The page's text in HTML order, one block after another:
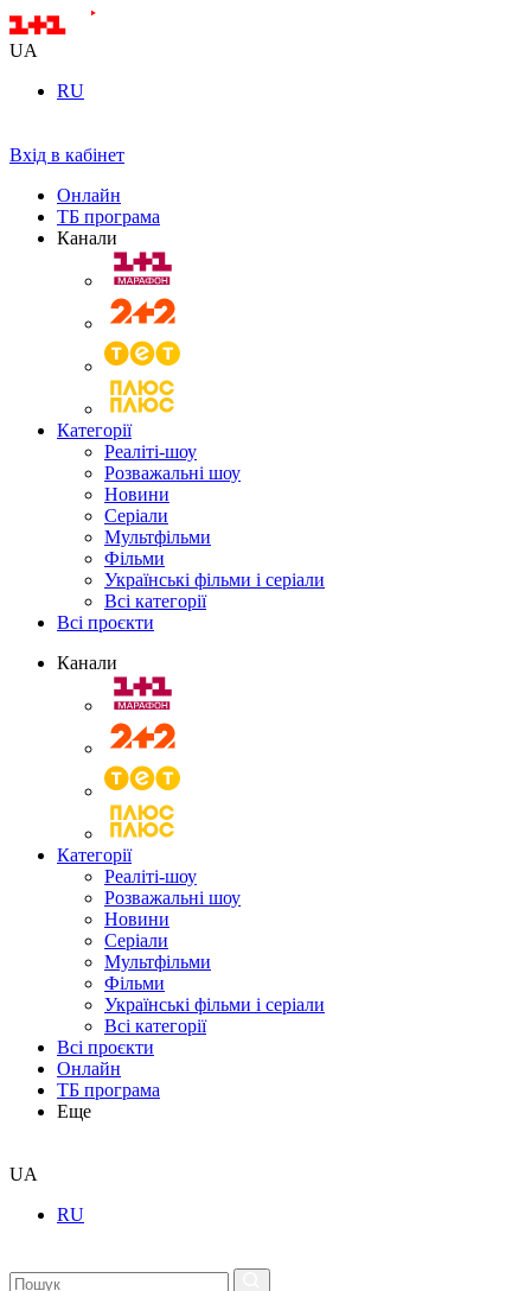
UA
RU
Вхід в кабінет
Онлайн
ТБ програма
Канали
Категорії
Реаліті-шоу
Розважальні шоу
Новини
Серіали
Мультфільми
Фільми
Українські фільми і серіали
Всі категорії
Всі проєкти
Канали
Категорії
Реаліті-шоу
Розважальні шоу
Новини
Серіали
Мультфільми
Фільми
Українські фільми і серіали
Всі категорії
Всі проєкти
Онлайн
ТБ програма
Еще
UA
RU